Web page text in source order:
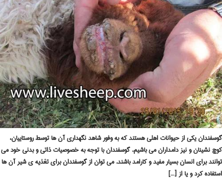
گوسفندان یکی از حیوانات اهلی هستند که به وفور شاهد نگهداری آن ها توسط روستاییان،
کوچ نشینان و نیز دامداران می باشیم. گوسفندان با توجه به خصوصیات ذاتی و بدنی خود می
توانند برای انسان بسیار مفید و کارامد باشند. می توان از گوسفندان برای تغذیه ی شیر آن ها
استفاده کرد و یا از […]